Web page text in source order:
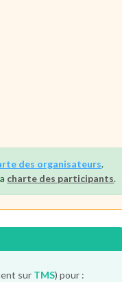
des organisateurs.
charte des participants.
sur TMS) pour :